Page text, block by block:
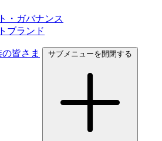
・ガバナンス
ブランド
皆さま サブメニューを開閉する